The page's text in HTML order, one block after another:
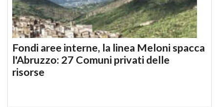
Fondi aree interne, la linea Meloni spacca
l'Abruzzo: 27 Comuni privati delle
risorse